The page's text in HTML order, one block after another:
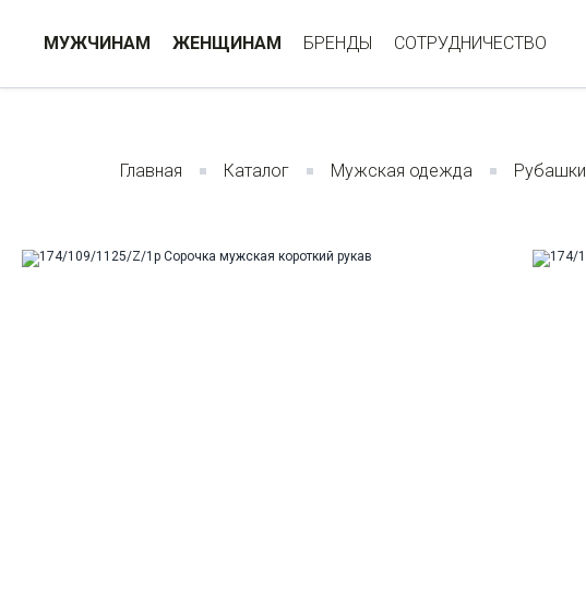
МУЖЧИНАМ ЖЕНЩИНАМ БРЕНДЫ СОТРУДНИЧЕСТВО
Главная Каталог Мужская одежда Рубашки